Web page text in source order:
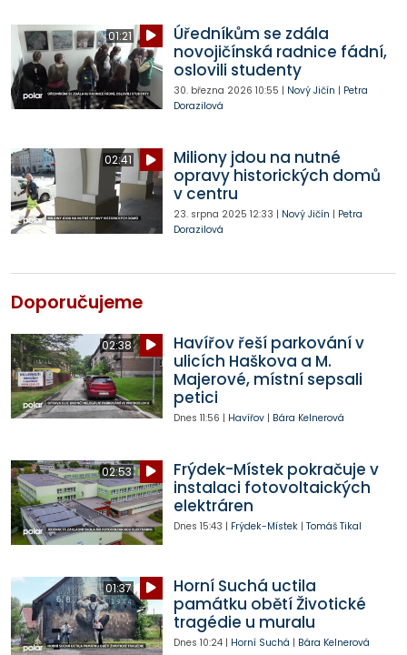
01:21
Úředníkům se zdála
novojičínská radnice fádní,
oslovili studenty
30. března 2026 10:55 | Nový Jičín | Petra
Dorazilová
02:41
Miliony jdou na nutné
opravy historických domů
v centru
23. srpna 2025 12:33 | Nový Jičín | Petra
Dorazilová
Doporučujeme
02:38
Havířov řeší parkování v
ulicích Haškova a M.
Majerové, místní sepsali
petici
Dnes 11:56 | Havířov| Bára Kelnerová
02:53
Frýdek-Místek pokračuje v
instalaci fotovoltaických
elektráren
Dnes 15:43 | Frýdek-Místek| Tomáš Tikal
01:37
Horní Suchá uctila
památku obětí Životické
tragédie u muralu
Dnes 10:24| Horní Suchá | Bára Kelnerová